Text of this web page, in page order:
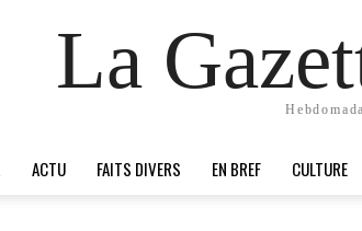
La
ACTU FAITS DIVERS EN BREF CULTURE